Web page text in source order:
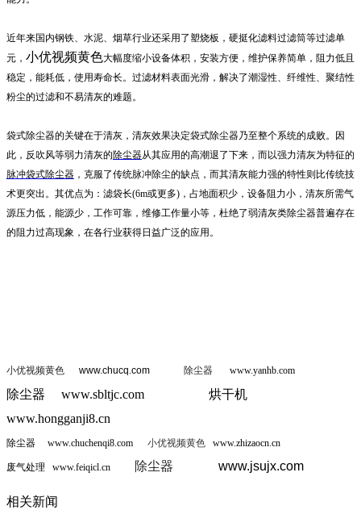
近年来国内钢铁、水泥、烟草行业还采用了塑烧板，硬挺化滤料过滤筒等过滤单
元， 小优视频黄色大幅度缩小设备体积，安装方便，维护保养简单，阻力低且
稳定，能耗低，使用寿命长。过滤材料表面光滑，解决了潮湿性、纤维性、聚结性
粉尘的过滤和不易清灰的难题。
袋式除尘器的关键在于清灰，清灰效果决定袋式除尘器乃至整个系统的成败。因
此，反吹风等弱力清灰的除尘器从其应用的高潮退了下来，而以强力清灰为特征的
脉冲袋式除尘器 ，克服了传统脉冲除尘的缺点，而其清灰能力强的特性则比传统技
术更突出。其优点为：滤袋长(6m或更多)，占地面积少，设备阻力小，清灰所需气
源压力低，能源少，工作可靠，维修工作量小等，杜绝了弱清灰类除尘器普遍存在
的阻力过高现象，在各行业获得日益广泛的应用。
小优视频黄色 www.chucq.com 除尘器 www.yanhb.com
除尘器 www.sbltjc.com
烘干机
www.hongganji8.cn
除尘器 www.chuchenqi8.com 小优视频黄色 www.zhizaocn.cn
废气处理 www.feiqicl.cn 除尘器 www.jsujx.com
相关新闻